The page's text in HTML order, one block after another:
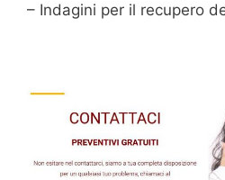
– Indagini per il recupero